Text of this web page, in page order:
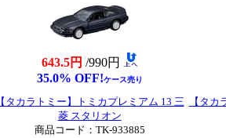
643.5円 /990円
35.0% OFF!ケース売り
【タカラトミー】トミカプレミアム 13 三
菱 スタリオン
商品コード：TK-933885
【タ